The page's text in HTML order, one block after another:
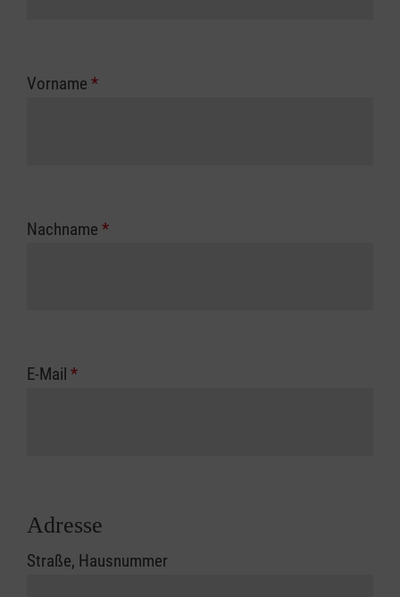
Vorname *
Nachname *
E-Mail *
Adresse
Straße, Hausnummer